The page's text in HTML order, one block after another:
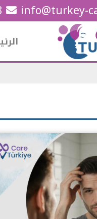
info@turkey-